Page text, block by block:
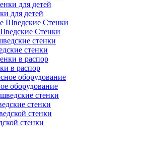
для детей
Стенки
стенки
в распор
оборудование
стенки
стенки